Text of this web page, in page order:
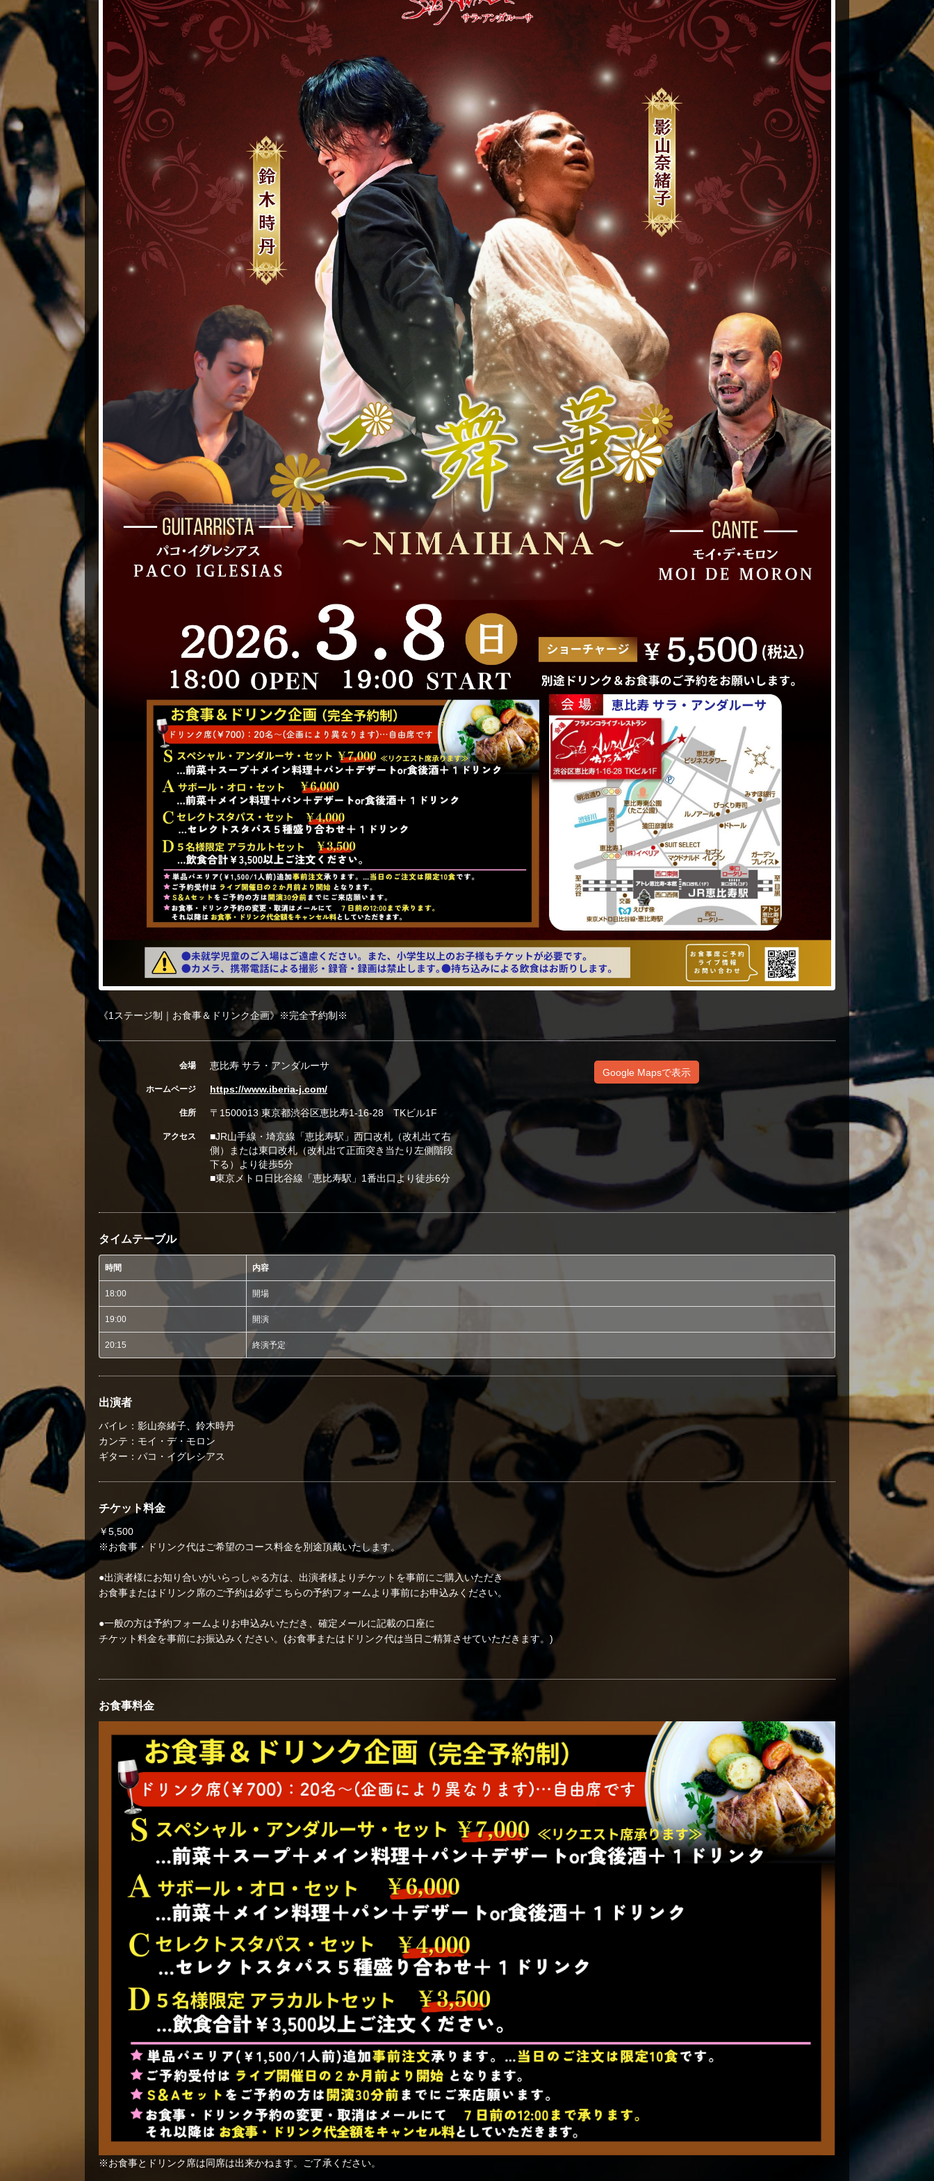
《1ステージ制｜お食事＆ドリンク企画》※完全予約制※
会場 恵比寿 サラ・アンダルーサ
ホームページ https://www.iberia-j.com/
住所 〒1500013 東京都渋谷区恵比寿1-16-28 TKビル1F
アクセス
■JR山手線・埼京線「恵比寿駅」西口改札（改札出て右
側）または東口改札（改札出て正面突き当たり左側階段
下る）より徒歩5分
■東京メトロ日比谷線「恵比寿駅」1番出口より徒歩6分
Google Mapsで表示
タイムテーブル
時間 内容
18:00 開場
19:00 開演
20:15 終演予定
出演者
バイレ：影山奈緒子、鈴木時丹
カンテ：モイ・デ・モロン
ギター：パコ・イグレシアス
チケット料金
￥5,500
※お食事・ドリンク代はご希望のコース料金を別途頂戴いたします。
●出演者様にお知り合いがいらっしゃる方は、出演者様よりチケットを事前にご購入いただき
お食事またはドリンク席のご予約は必ずこちらの予約フォームより事前にお申込みください。
●一般の方は予約フォームよりお申込みいただき、確定メールに記載の口座に
チケット料金を事前にお振込みください。(お食事またはドリンク代は当日ご精算させていただきます。)
お食事料金
※お食事とドリンク席は同席は出来かねます。ご了承ください。